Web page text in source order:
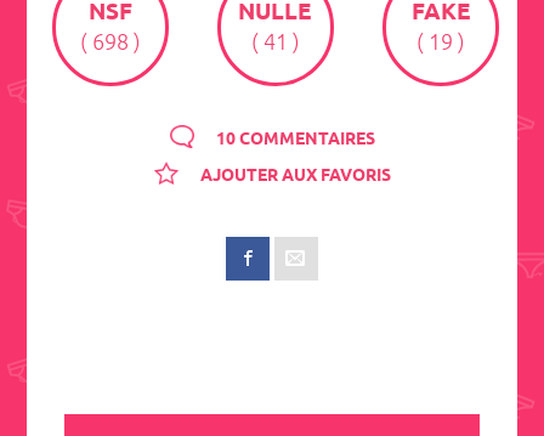
NSF
( 698 )
NULLE
( 41 )
FAKE
( 19 )
10 COMMENTAIRES
AJOUTER AUX FAVORIS